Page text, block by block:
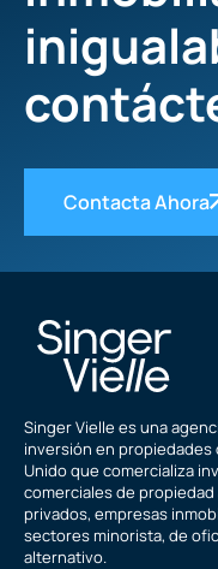
Contacta Ahora
Singer Vielle es una
inversión en propiedades
Unido que comercializa
comerciales de
privados, empresas
sectores minorista, de
alternativo.